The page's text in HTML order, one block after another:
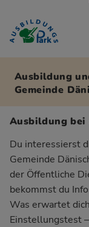
Zur Navigation
Zu den
Ausbildung
Gemeinde
Ausbildung bei
Du interessierst
Gemeinde
der Öffentliche
bekommst du
Was erwartet
Einstellungstest